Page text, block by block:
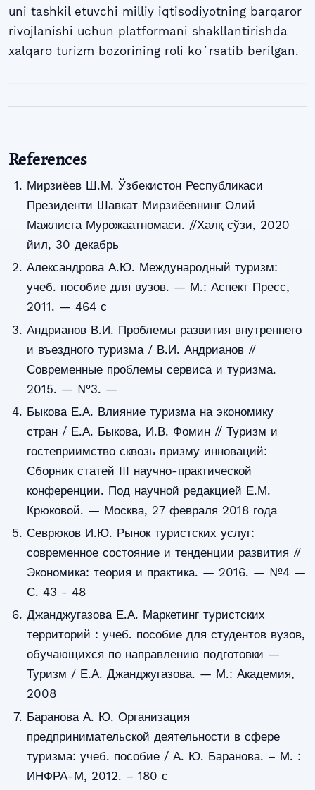
uni tashkil etuvchi milliy iqtisodiyotning barqaror
rivojlanishi uchun platformani shakllantirishda
xalqaro turizm bozorining roli koʻrsatib berilgan.
References
Мирзиёев Ш.М. Ўзбекистон Республикаси
Президенти Шавкат Мирзиёевнинг Олий
Мажлисга Мурожаатномаси. //Халқ сўзи, 2020
йил, 30 декабрь
Александрова А.Ю. Международный туризм:
учеб. пособие для вузов. — М.: Аспект Пресс,
2011. — 464 с
Андрианов В.И. Проблемы развития внутреннего
и въездного туризма / В.И. Андрианов //
Современные проблемы сервиса и туризма.
2015. — №3. —
Быкова Е.А. Влияние туризма на экономику
стран / Е.А. Быкова, И.В. Фомин // Туризм и
гостеприимство сквозь призму инноваций:
Сборник статей III научно-практической
конференции. Под научной редакцией Е.М.
Крюковой. — Москва, 27 февраля 2018 года
Севрюков И.Ю. Рынок туристских услуг:
современное состояние и тенденции развития //
Экономика: теория и практика. — 2016. — №4 —
С. 43 - 48
Джанджугазова Е.А. Маркетинг туристских
территорий : учеб. пособие для студентов вузов,
обучающихся по направлению подготовки —
Туризм / Е.А. Джанджугазова. — М.: Академия,
2008
Баранова А. Ю. Организация
предпринимательской деятельности в сфере
туризма: учеб. пособие / А. Ю. Баранова. – М. :
ИНФРА-М, 2012. – 180 с